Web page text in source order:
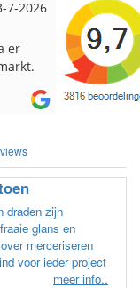
7-2026
over
Loes uit
Snelle
draden zijn
glans en
merceriseren
voor ieder project
meer info..